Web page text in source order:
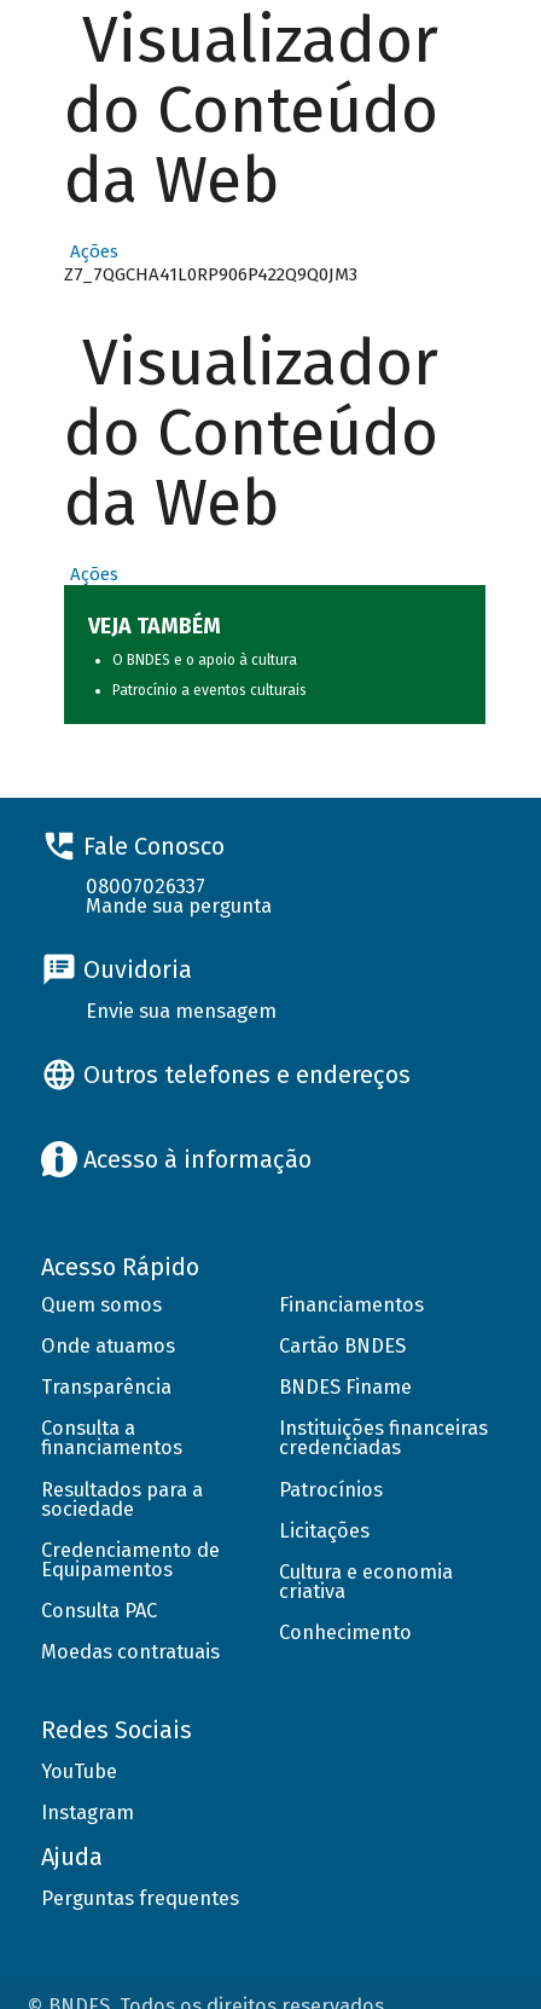
Visualizador
do Conteúdo
da Web
Ações
Z7_7QGCHA41L0RP906P422Q9Q0JM3
Visualizador
do Conteúdo
da Web
Ações
VEJA TAMBÉM
O BNDES e o apoio à cultura
Patrocínio a eventos culturais
Fale Conosco
08007026337
Mande sua pergunta
Ouvidoria
Envie sua mensagem
Outros telefones e endereços
Acesso à informação
Acesso Rápido
Quem somos
Onde atuamos
Transparência
Consulta a
financiamentos
Resultados para a
sociedade
Credenciamento de
Equipamentos
Consulta PAC
Moedas contratuais
Financiamentos
Cartão BNDES
BNDES Finame
Instituições financeiras
credenciadas
Patrocínios
Licitações
Cultura e economia
criativa
Conhecimento
Redes Sociais
YouTube
Instagram
Ajuda
Perguntas frequentes